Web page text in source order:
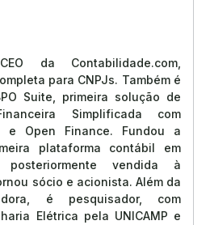
da Contabilidade.com,
para CNPJs. Também é
Suite, primeira solução de
Simplificada com
e Open Finance. Fundou a
plataforma contábil em
vendida à
sócio e acionista. Além da
é pesquisador, com
Elétrica pela UNICAMP e